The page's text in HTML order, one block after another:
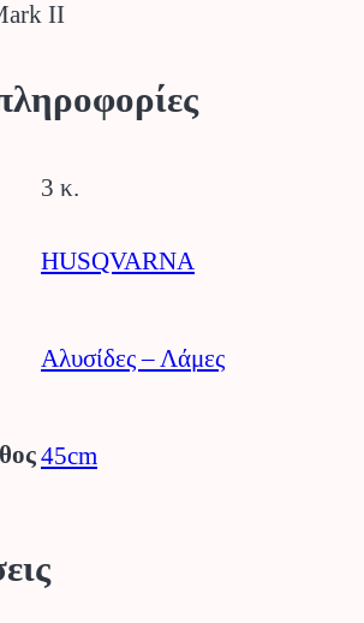
II
3 κ.
HUSQVARNA
Αλυσίδες – Λάμες
45cm